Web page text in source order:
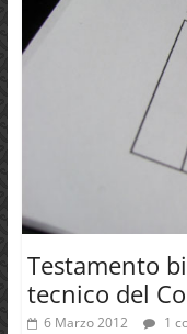
Testamento
tecnico del
6 Marzo 2012 1